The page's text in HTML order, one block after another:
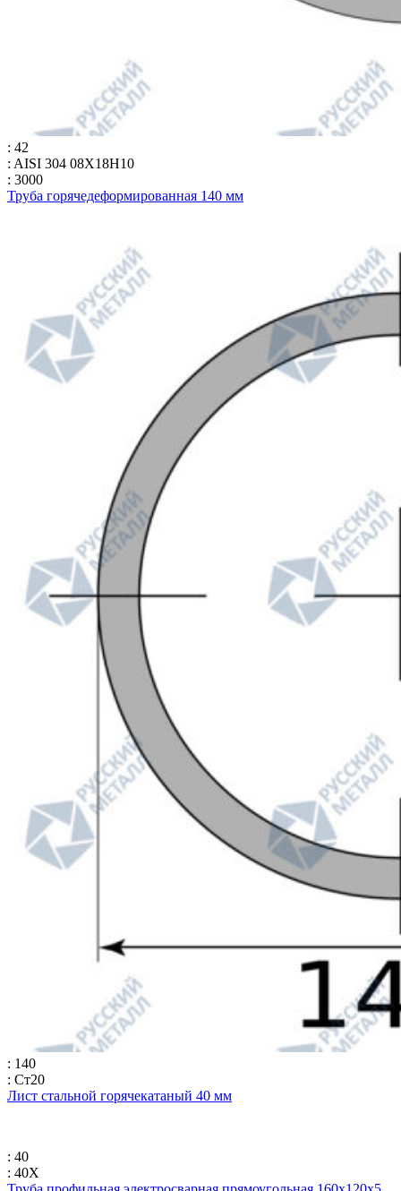
: 42
: AISI 304 08Х18Н10
: 3000
Труба горячедеформированная 140 мм
: 140
: Ст20
Лист стальной горячекатаный 40 мм
: 40
: 40Х